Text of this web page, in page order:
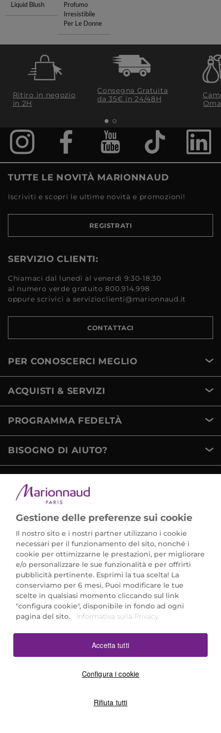
Liquid Blush
Profumo
Irresistibile
Per Le Donne
Ritiro in negozio
in 2H
Consegna Gratuita
da 35€​ in 24/48H
TUTTE LE NOVITÀ MARIONNAUD
Iscriviti e scopri le ultime novità e promozioni!
REGISTRATI
SERVIZIO CLIENTI:
Chiamaci dal lunedì al venerdì 9:30-18:30
al numero verde gratuito 800.914.998
oppure scrivici a servizioclienti@marionnaud.it
CONTATTACI
PER CONOSCERCI MEGLIO
ACQUISTI & SERVIZI
PROGRAMMA FEDELTÀ
BISOGNO DI AIUTO?
Marionnaud Parfumeries Italia S.r.l.
Largo Fiera Milano 5, 20017 Rho (MI)
REA Milano 1650024 con P.IVA 13425220152.
SCARICA LA NOSTRA APP
Gestione delle preferenze sui cookie
Il nostro sito e i nostri partner utilizzano i cookie
necessari per il funzionamento del sito, nonché i
cookie per ottimizzarne le prestazioni, per migliorare
e/o personalizzare le sue funzionalità e per offrirti
pubblicità pertinente. Esprimi la tua scelta! La
conserviamo per 6 mesi. Puoi modificare le tue
scelte in qualsiasi momento cliccando sul link
"configura cookie", disponibile in fondo ad ogni
pagina del sito.
Informativa sulla Privacy
Configura i cookie
Rifiuta tutti
Accetta tutti